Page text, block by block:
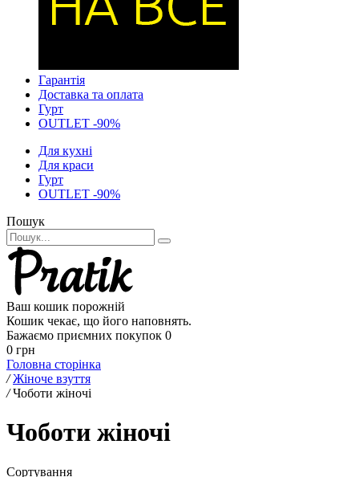
Гарантія
Доставка та оплата
Гурт
OUTLET -90%
Для кухні
Для краси
Гурт
OUTLET -90%
Пошук
Ваш кошик порожній
Кошик чекає, що його наповнять.
Бажаємо приємних покупок 0
0 грн
Головна сторінка
/ Жіноче взуття
/ Чоботи жіночі
Чоботи жіночі
Сортування